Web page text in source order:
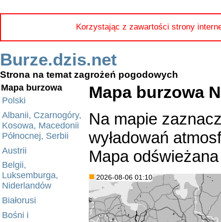
Korzystając z zawartości strony
Burze.dzis.net
Strona na temat zagrożeń pogodowych
Mapa burzowa
Polski
Albanii, Czarnogóry,
Kosowa, Macedonii
Północnej, Serbii
Austrii
Belgii,
Luksemburga,
Niderlandów
Białorusi
Bośni i
Mapa burzowa
Na mapie
wyładowań
Mapa
2026-08-06 01:10